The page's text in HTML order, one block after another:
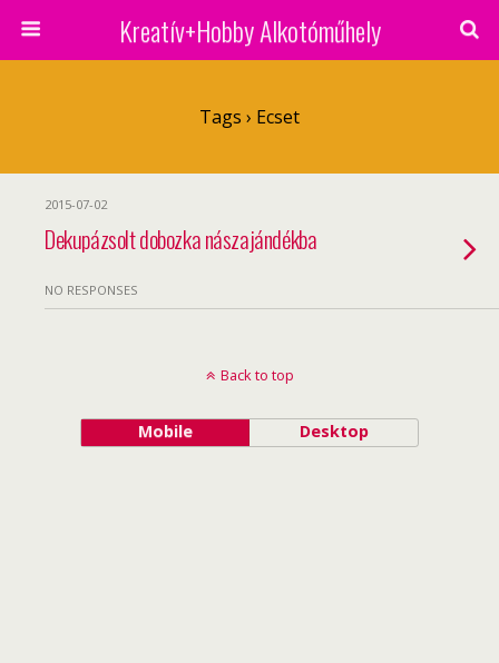
Kreatív+Hobby Alkotóműhely
Tags › Ecset
2015-07-02
Dekupázsolt dobozka nászajándékba
NO RESPONSES
Back to top
Mobile Desktop